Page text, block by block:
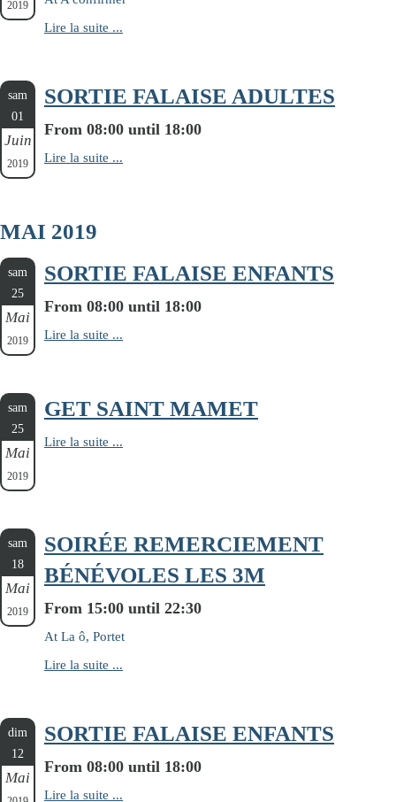
2019
Lire la suite ...
sam
01
Juin
2019
SORTIE FALAISE ADULTES
From 08:00 until 18:00
Lire la suite ...
MAI 2019
sam
25
Mai
2019
SORTIE FALAISE ENFANTS
From 08:00 until 18:00
Lire la suite ...
sam
25
Mai
2019
GET SAINT MAMET
Lire la suite ...
sam
18
Mai
2019
SOIRÉE REMERCIEMENT
BÉNÉVOLES LES 3M
From 15:00 until 22:30
At La ô, Portet
Lire la suite ...
dim
12
Mai
SORTIE FALAISE ENFANTS
From 08:00 until 18:00
Lire la suite ...